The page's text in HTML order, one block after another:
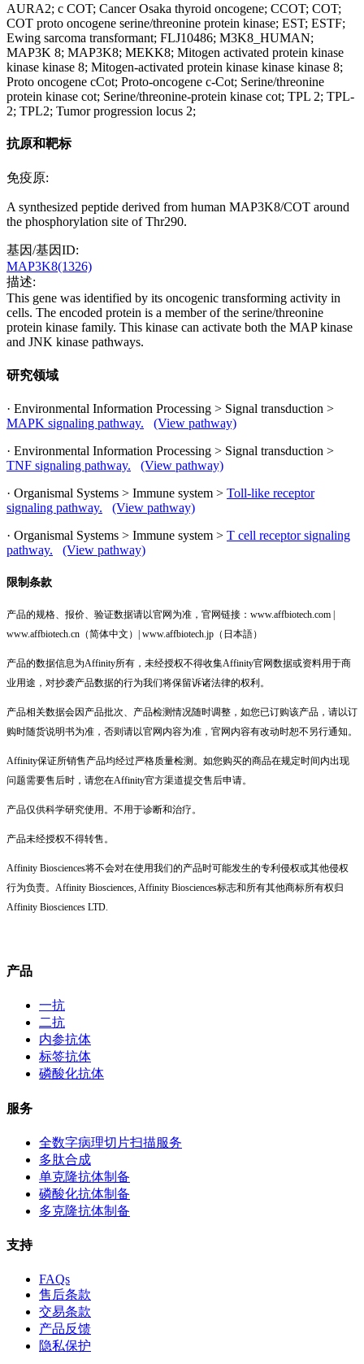
AURA2; c COT; Cancer Osaka thyroid oncogene; CCOT; COT;
COT proto oncogene serine/threonine protein kinase; EST; ESTF;
Ewing sarcoma transformant; FLJ10486; M3K8_HUMAN;
MAP3K 8; MAP3K8; MEKK8; Mitogen activated protein kinase
kinase kinase 8; Mitogen-activated protein kinase kinase kinase 8;
Proto oncogene cCot; Proto-oncogene c-Cot; Serine/threonine
protein kinase cot; Serine/threonine-protein kinase cot; TPL 2; TPL-
2; TPL2; Tumor progression locus 2;
抗原和靶标
免疫原:
A synthesized peptide derived from human MAP3K8/COT around
the phosphorylation site of Thr290.
基因/基因ID:
MAP3K8(1326)
描述:
This gene was identified by its oncogenic transforming activity in
cells. The encoded protein is a member of the serine/threonine
protein kinase family. This kinase can activate both the MAP kinase
and JNK kinase pathways.
研究领域
· Environmental Information Processing > Signal transduction >
MAPK signaling pathway.
(View pathway)
· Environmental Information Processing > Signal transduction >
TNF signaling pathway.
(View pathway)
· Organismal Systems > Immune system > Toll-like receptor
signaling pathway.
(View pathway)
· Organismal Systems > Immune system > T cell receptor signaling
pathway.
(View pathway)
限制条款
产品的规格、报价、验证数据请以官网为准，官网链接：www.affbiotech.com |
www.affbiotech.cn（简体中文）| www.affbiotech.jp（日本語）
产品的数据信息为Affinity所有，未经授权不得收集Affinity官网数据或资料用于商
业用途，对抄袭产品数据的行为我们将保留诉诸法律的权利。
产品相关数据会因产品批次、产品检测情况随时调整，如您已订购该产品，请以订
购时随货说明书为准，否则请以官网内容为准，官网内容有改动时恕不另行通知。
Affinity保证所销售产品均经过严格质量检测。如您购买的商品在规定时间内出现
问题需要售后时，请您在Affinity官方渠道提交售后申请。
产品仅供科学研究使用。不用于诊断和治疗。
产品未经授权不得转售。
Affinity Biosciences将不会对在使用我们的产品时可能发生的专利侵权或其他侵权
行为负责。Affinity Biosciences, Affinity Biosciences标志和所有其他商标所有权归
Affinity Biosciences LTD.
产品
一抗
二抗
内参抗体
标签抗体
磷酸化抗体
服务
全数字病理切片扫描服务
多肽合成
单克隆抗体制备
磷酸化抗体制备
多克隆抗体制备
支持
FAQs
售后条款
交易条款
产品反馈
隐私保护